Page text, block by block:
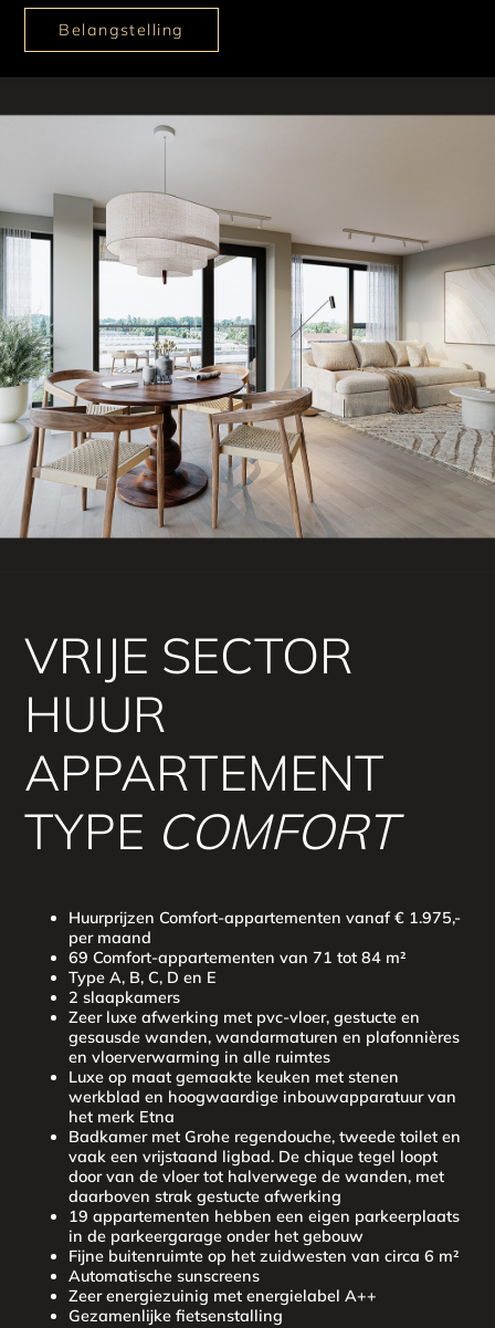
Belangstelling
VRIJE SECTOR
HUUR
APPARTEMENT
TYPE COMFORT
Huurprijzen Comfort-appartementen vanaf € 1.975,-
per maand
69 Comfort-appartementen van 71 tot 84 m²
Type A, B, C, D en E
2 slaapkamers
Zeer luxe afwerking met pvc-vloer, gestucte en
gesausde wanden, wandarmaturen en plafonnières
en vloerverwarming in alle ruimtes
Luxe op maat gemaakte keuken met stenen
werkblad en hoogwaardige inbouwapparatuur van
het merk Etna
Badkamer met Grohe regendouche, tweede toilet en
vaak een vrijstaand ligbad. De chique tegel loopt
door van de vloer tot halverwege de wanden, met
daarboven strak gestucte afwerking
19 appartementen hebben een eigen parkeerplaats
in de parkeergarage onder het gebouw
Fijne buitenruimte op het zuidwesten van circa 6 m²
Automatische sunscreens
Zeer energiezuinig met energielabel A++
Gezamenlijke fietsenstalling